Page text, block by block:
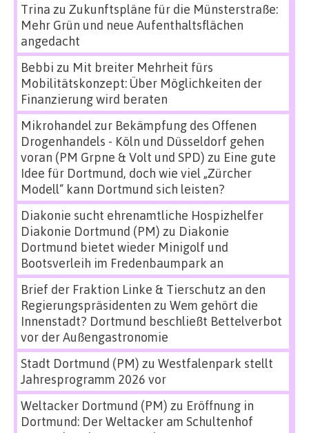
Trina zu Zukunftspläne für die Münsterstraße:
Mehr Grün und neue Aufenthaltsflächen
angedacht
Bebbi zu Mit breiter Mehrheit fürs
Mobilitätskonzept: Über Möglichkeiten der
Finanzierung wird beraten
Mikrohandel zur Bekämpfung des Offenen
Drogenhandels - Köln und Düsseldorf gehen
voran (PM Grpne & Volt und SPD) zu Eine gute
Idee für Dortmund, doch wie viel „Zürcher
Modell“ kann Dortmund sich leisten?
Diakonie sucht ehrenamtliche Hospizhelfer
Diakonie Dortmund (PM) zu Diakonie
Dortmund bietet wieder Minigolf und
Bootsverleih im Fredenbaumpark an
Brief der Fraktion Linke & Tierschutz an den
Regierungspräsidenten zu Wem gehört die
Innenstadt? Dortmund beschließt Bettelverbot
vor der Außengastronomie
Stadt Dortmund (PM) zu Westfalenpark stellt
Jahresprogramm 2026 vor
Weltacker Dortmund (PM) zu Eröffnung in
Dortmund: Der Weltacker am Schultenhof